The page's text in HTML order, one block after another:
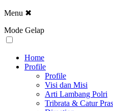
Menu ✖
Mode Gelap
Home
Profile
Profile
Visi dan Misi
Arti Lambang Polri
Tribrata & Catur